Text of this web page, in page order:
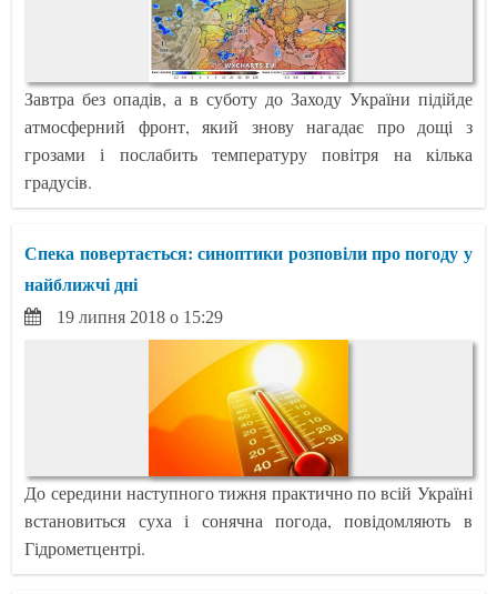
Завтра без опадів, а в суботу до Заходу України підійде
атмосферний фронт, який знову нагадає про дощі з
грозами і послабить температуру повітря на кілька
градусів.
Спека повертається: синоптики розповіли про погоду у
найближчі дні
19 липня 2018 о 15:29
До середини наступного тижня практично по всій Україні
встановиться суха і сонячна погода, повідомляють в
Гідрометцентрі.